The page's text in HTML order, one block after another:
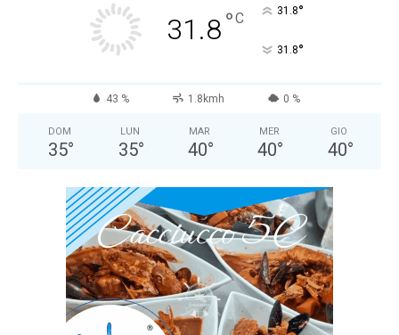
31.8°C 31.8°
31.8°
43 % 1.8kmh 0 %
DOM
35°
LUN
35°
MAR
40°
MER
40°
GIO
40°